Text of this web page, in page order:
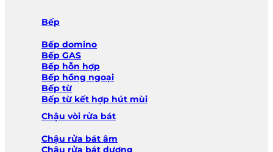
Bếp
Bếp domino
Bếp GAS
Bếp hỗn hợp
Bếp hồng ngoại
Bếp từ
Bếp từ kết hợp hút mùi
Chậu vòi rửa bát
Chậu rửa bát âm
Chậu rửa bát dương